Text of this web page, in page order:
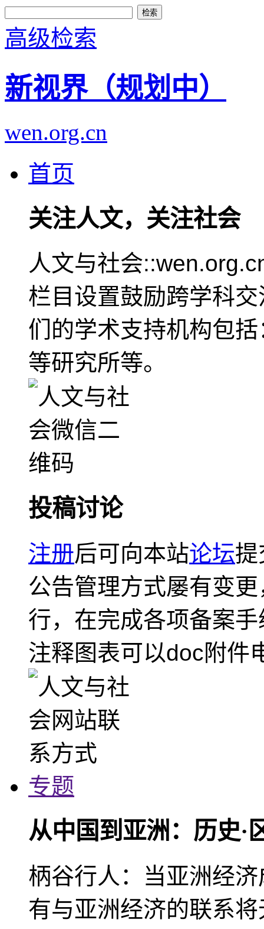
高级检索
新视界（规划中）
wen.org.cn
首页
关注人文，关注社会
人文与社会
栏目设置鼓励跨学科
们的学术支持机构包
等研究所等。
投稿讨论
注册后可向本站论坛提
公告管理方式屡有变
行，在完成各项备案
注释图表可以doc附件
专题
从中国到亚洲：历史·
柄谷行人：当亚洲经
有与亚洲经济的联系